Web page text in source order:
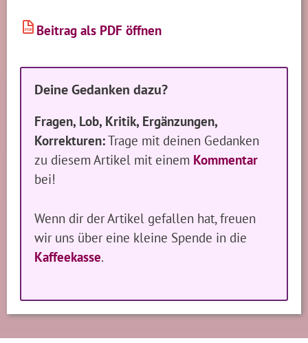
PDF Beitrag als PDF öffnen
Deine Gedanken dazu?
Fragen, Lob, Kritik, Ergänzungen,
Korrekturen:Trage mit deinen Gedanken
zu diesem Artikel mit einem Kommentar
bei!
Wenn dir der Artikel gefallen hat, freuen
wir uns über eine kleine Spende in die
Kaffeekasse.